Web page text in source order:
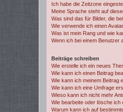
Ich habe die Zeitzone
Meine Sprache steht auf
Was sind das für Bilder, die
Wie verwende ich einen
Was ist mein Rang und wie
Wenn ich bei einem Benutzer
Beiträge schreiben
Wie erstelle ich ein neues
Wie kann ich einen Beitrag
Wie kann ich meinem Beitrag
Wie kann ich eine Umfrage
Wieso kann ich nicht mehr
Wie bearbeite oder lösche ich
Warum kann ich auf